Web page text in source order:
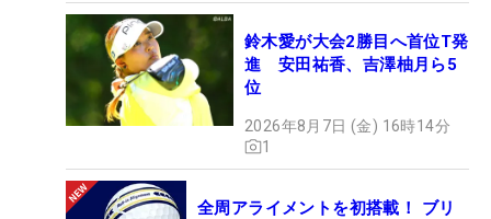
鈴木愛が大会2勝目へ首位T発
進 安田祐香、吉澤柚月ら5
位
2026年8月7日 (金) 16時14分
1
全周アライメントを初搭載！ ブリ